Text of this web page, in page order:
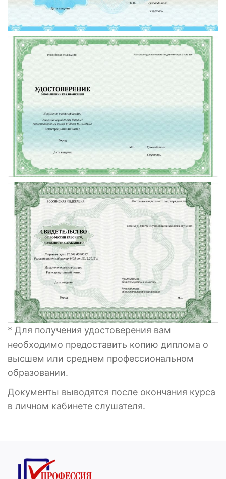
* Для получения удостоверения вам
необходимо предоставить копию диплома о
высшем или среднем профессиональном
образовании.
Документы выводятся после окончания курса
в личном кабинете слушателя.